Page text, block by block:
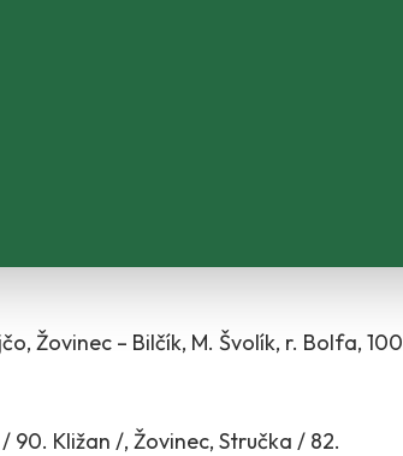
Žovinec – Bilčík, M. Švolík, r. Bolfa, 100
/ 90. Kližan /, Žovinec, Stručka / 82.